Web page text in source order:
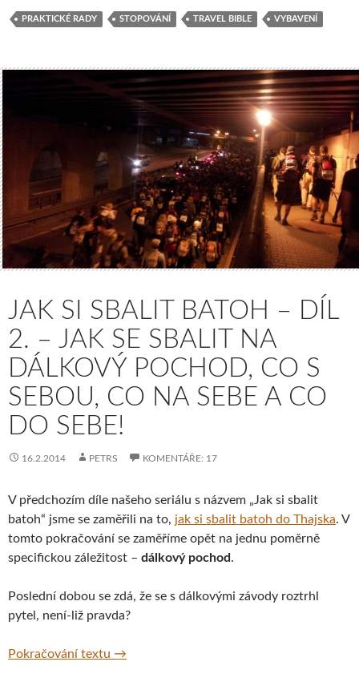
PRAKTICKÉ RADY STOPOVÁNÍ TRAVEL BIBLE VYBAVENÍ
JAK SI SBALIT BATOH – DÍL
2. – JAK SE SBALIT NA
DÁLKOVÝ POCHOD, CO S
SEBOU, CO NA SEBE A CO
DO SEBE!
16.2.2014 PETRS KOMENTÁŘE: 17
V předchozím díle našeho seriálu s názvem „Jak si sbalit
batoh“ jsme se zaměřili na to, jak si sbalit batoh do Thajska. V
tomto pokračování se zaměříme opět na jednu poměrně
specifickou záležitost – dálkový pochod.
Poslední dobou se zdá, že se s dálkovými závody roztrhl
pytel, není-liž pravda?
Pokračování textu Jak si sbalit batoh – díl 2. – Jak se sbalit na
→